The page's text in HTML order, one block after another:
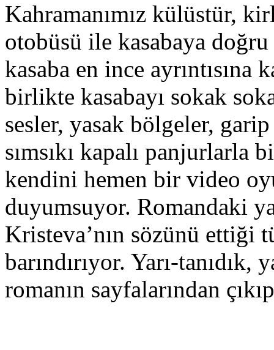
Kahramanımız külüstür,
otobüsü ile kasabaya
kasaba en ince
birlikte kasabayı sokak
sesler, yasak bölgeler,
sımsıkı kapalı
kendini hemen bir video
duyumsuyor. Romandaki
Kristeva’nın sözünü ettiği
barındırıyor. Yarı-tanıdık,
romanın sayfalarından